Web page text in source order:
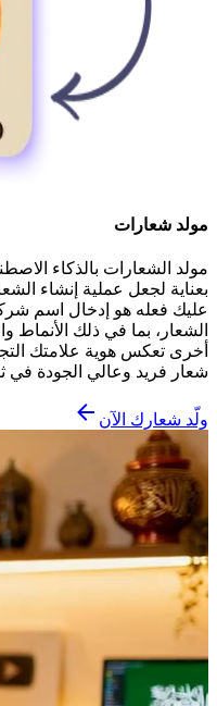
مولد شعارات
مولد الشعارات بالذكاء
بعناية لجعل عملية إنشاء
عليك فعله هو إدخال اسم
الشعار، بما في ذلك الأنماط
أخرى تعكس هوية علامتك
شعار فريد وعالي الجودة في
ولّد شعارك الآن